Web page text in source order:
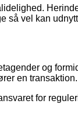
så vel kan
og
en transaktion.
for